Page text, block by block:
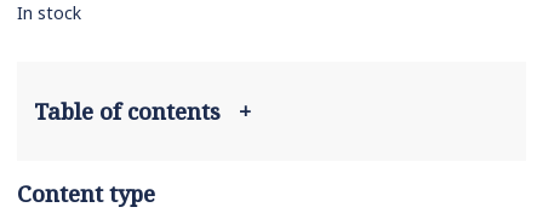
In stock
Table of contents +
Content type